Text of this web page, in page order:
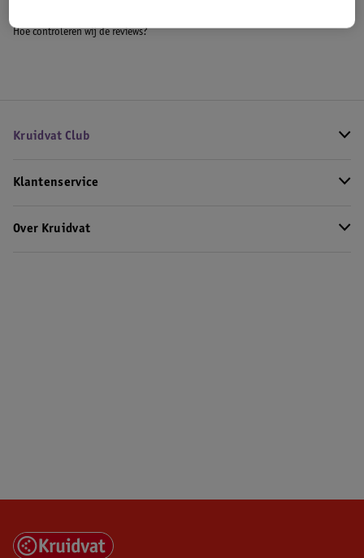
Hoe controleren wij de reviews?
Kruidvat Club
Klantenservice
Over Kruidvat